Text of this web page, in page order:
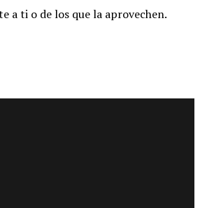
a ti o de los que la aprovechen.